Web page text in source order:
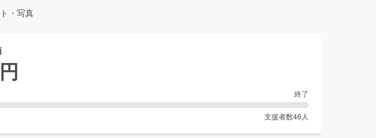
・写真
円
終了
支援者数46 人